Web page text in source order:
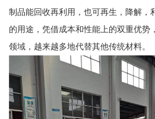
制品能回收再利用，也可再生，降解，
的用途，凭借成本和性能上的双重优势
领域，越来越多地代替其他传统材料。